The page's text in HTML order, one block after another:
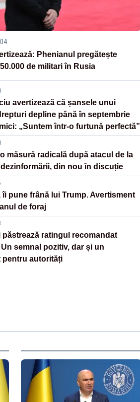
Phenianul pregătește
de militari în Rusia
avertizează că șansele unui
depline până în septembrie
„Suntem într-o furtună perfectă”
măsură radicală după atacul de la
din nou în discuție
îi pune frână lui Trump. Avertisment
de foraj
păstrează ratingul recomandat
semnal pozitiv, dar și un
pentru autorități